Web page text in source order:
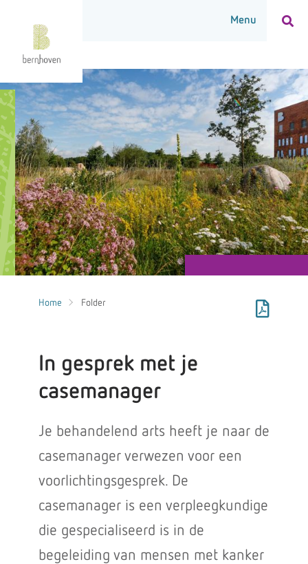
Home Folder
In gesprek met je
casemanager
Je behandelend arts heeft je naar de
casemanager verwezen voor een
voorlichtingsgesprek. De
casemanager is een verpleegkundige
die gespecialiseerd is in de
begeleiding van mensen met kanker